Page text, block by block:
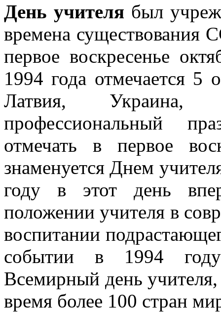
День учителя был
времена существования
первое воскресенье
1994 года отмечается 5
Латвия, Украина,
профессиональный
отмечать в первое
знаменуется Днем
году в этот день
положении учителя в
воспитании
событии в 1994
Всемирный день
время более 100 стран